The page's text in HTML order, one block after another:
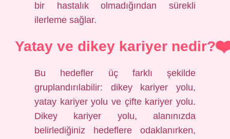
bir hastalık olmadığından sürekli
ilerleme sağlar.
Yatay ve dikey kariyer nedir?
Bu hedefler üç farklı şekilde
gruplandırılabilir: dikey kariyer yolu,
yatay kariyer yolu ve çifte kariyer yolu.
Dikey kariyer yolu, alanınızda
belirlediğiniz hedeflere odaklanırken,